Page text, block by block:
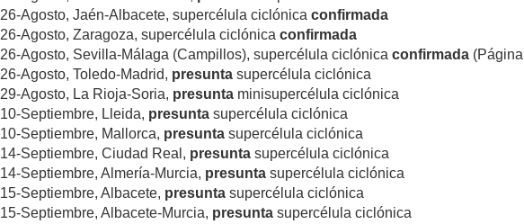
26-Agosto, Jaén-Albacete, supercélula ciclónicaconfirmada
26-Agosto, Zaragoza, supercélula ciclónicaconfirmada
26-Agosto, Sevilla-Málaga (Campillos), supercélula ciclónicaconfirmada
26-Agosto, Toledo-Madrid, presunta supercélula ciclónica
29-Agosto, La Rioja-Soria, presunta minisupercélula ciclónica
10-Septiembre, Lleida, presunta supercélula ciclónica
10-Septiembre, Mallorca, presunta supercélula ciclónica
14-Septiembre, Ciudad Real, presunta supercélula ciclónica
14-Septiembre, Almería-Murcia, presunta supercélula ciclónica
15-Septiembre, Albacete, presunta supercélula ciclónica
15-Septiembre, Albacete-Murcia, presunta supercélula ciclónica